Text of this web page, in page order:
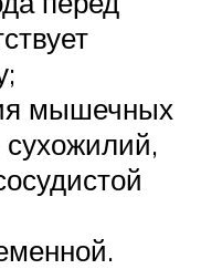
мышечных